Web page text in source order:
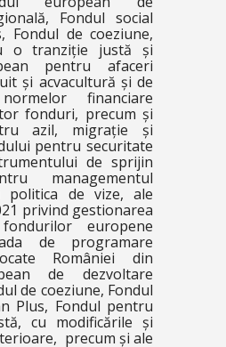
Fondul social
Fondul de coeziune,
o tranziție justă și
pentru afaceri
și acvacultură și de
financiare
fonduri, precum și
azil, migrație și
pentru securitate
de sprijin
managementul
de vize, ale
privind gestionarea
europene
de programare
României din
de dezvoltare
de coeziune, Fondul
Plus, Fondul pentru
cu modificările și
precum și ale